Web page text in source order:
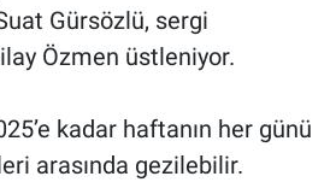
Gürsözlü, sergi
Özmen üstleniyor.
kadar haftanın her günü
arasında gezilebilir.